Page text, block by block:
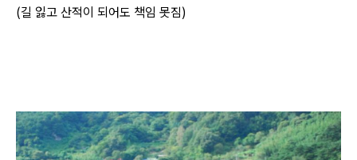
(길 잃고 산적이 되어도 책임 못짐)